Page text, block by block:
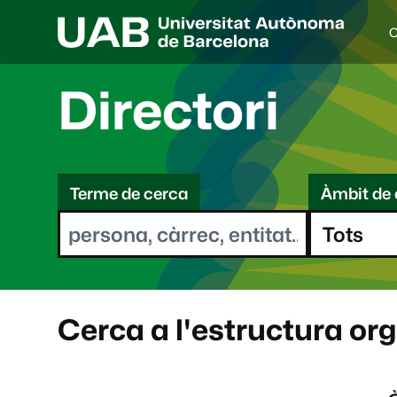
I
d
i
a
e
l
e
o
t
Directori
C
eTerme de cerca Àmbit de
Cerca a l'estructura